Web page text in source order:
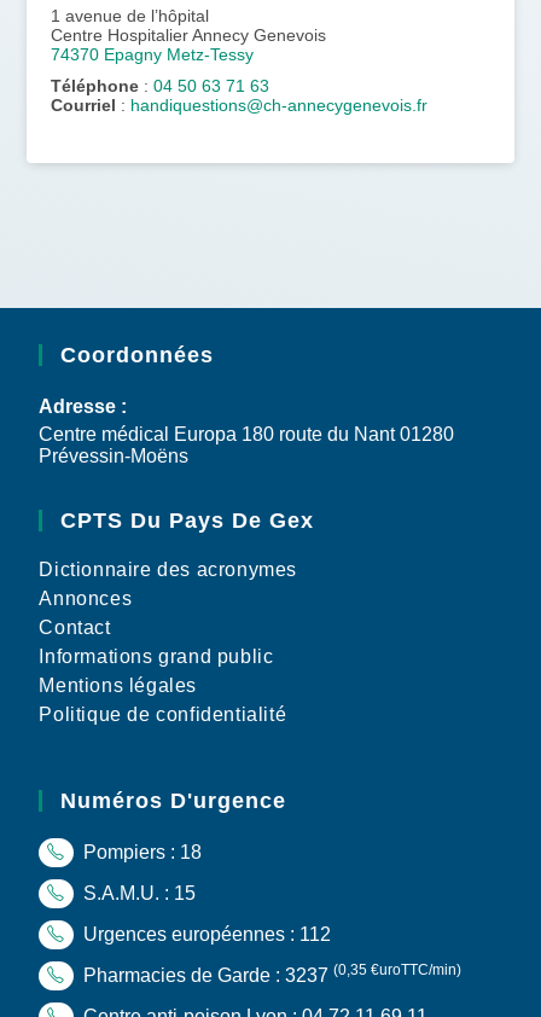
1 avenue de l’hôpital
Centre Hospitalier Annecy Genevois
74370 Epagny Metz-Tessy
Téléphone : 04 50 63 71 63
Courriel : handiquestions@ch-annecygenevois.fr
Coordonnées
Adresse :
Centre médical Europa 180 route du Nant 01280
Prévessin-Moëns
CPTS Du Pays De Gex
Dictionnaire des acronymes
Annonces
Contact
Informations grand public
Mentions légales
Politique de confidentialité
Numéros D'urgence
Pompiers : 18
S.A.M.U. : 15
Urgences européennes : 112
Pharmacies de Garde : 3237(0,35 €uroTTC/min)